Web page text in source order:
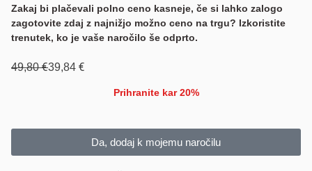
Zakaj bi plačevali polno ceno kasneje, če si lahko zalogo
zagotovite zdaj z najnižjo možno ceno na trgu? Izkoristite
trenutek, ko je vaše naročilo še odprto.
49,80€39,84 €
Prihranite kar 20%
Da, dodaj k mojemu naročilu